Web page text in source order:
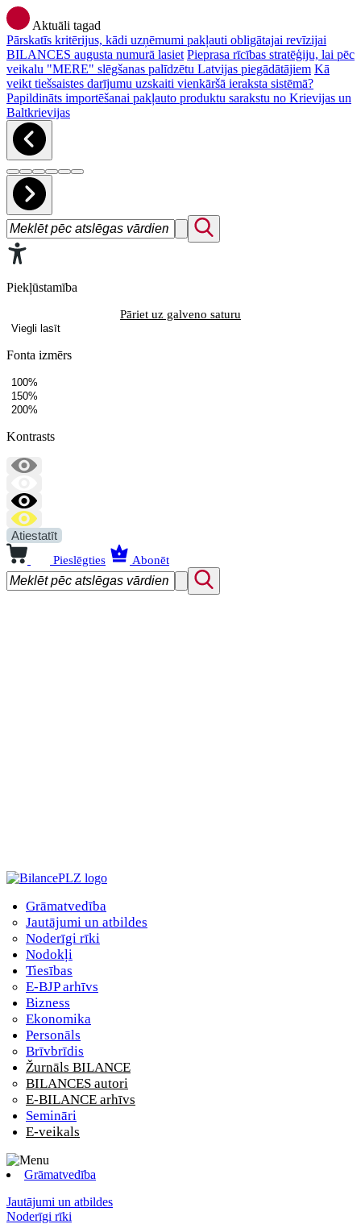
Aktuāli tagad
Pārskatīs kritērijus, kādi uzņēmumi pakļauti obligātajai revīzijai
BILANCES augusta numurā lasiet Pieprasa rīcības stratēģiju, lai pēc
veikalu "MERE" slēgšanas palīdzētu Latvijas piegādātājiem Kā
veikt tiešsaistes darījumu uzskaiti vienkāršā ieraksta sistēmā?
Papildināts importēšanai pakļauto produktu sarakstu no Krievijas un
Baltkrievijas
Piekļūstamība
Pāriet uz galveno saturu
Viegli lasīt
Fonta izmērs
100%
150%
200%
Kontrasts
Atiestatīt
Pieslēgties Abonēt
Grāmatvedība
Jautājumi un atbildes
Noderīgi rīki
Nodokļi
Tiesības
E-BJP arhīvs
Bizness
Ekonomika
Personāls
Brīvbrīdis
Žurnāls BILANCE
BILANCES autori
E-BILANCE arhīvs
Semināri
E-veikals
Grāmatvedība
Jautājumi un atbildes
Noderīgi rīki